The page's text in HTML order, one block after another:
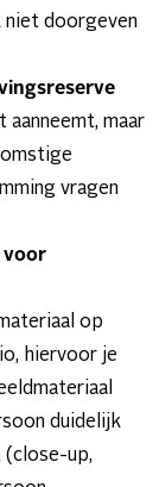
niet doorgeven
aanneemt, maar
vragen
voor
op
hiervoor je
duidelijk
(close-up,